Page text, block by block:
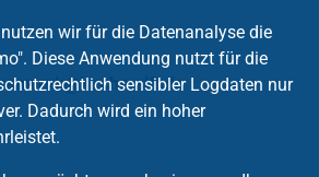
@kirche-slfl.de
wir für die Datenanalyse die
Diese Anwendung nutzt für die
sensibler Logdaten nur
Dadurch wird ein hoher